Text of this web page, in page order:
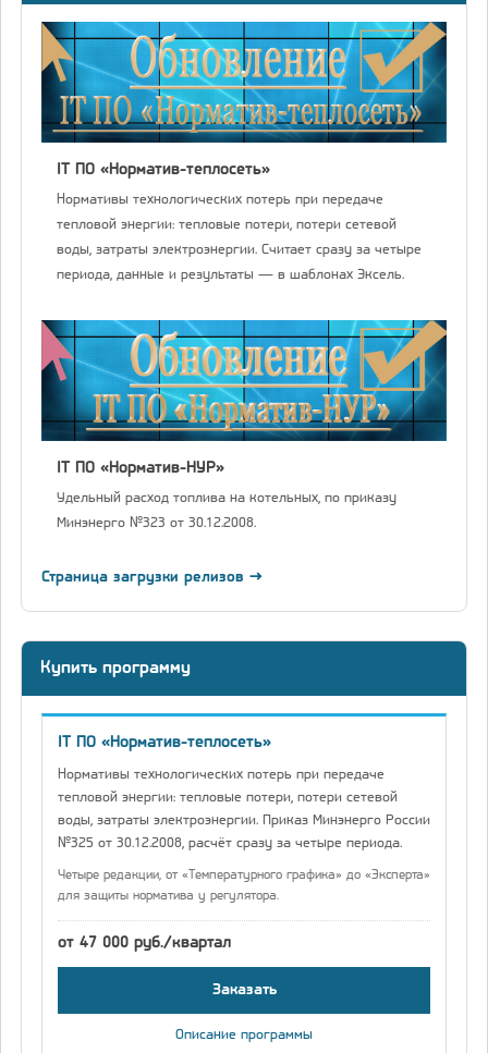
IT ПО «Норматив-теплосеть»
Нормативы технологических потерь при передаче
тепловой энергии: тепловые потери, потери сетевой
воды, затраты электроэнергии. Считает сразу за четыре
периода, данные и результаты — в шаблонах Эксель.
IT ПО «Норматив-НУР»
Удельный расход топлива на котельных, по приказу
Минэнерго №323 от 30.12.2008.
Страница загрузки релизов →
Купить программу
IT ПО «Норматив-теплосеть»
Нормативы технологических потерь при передаче
тепловой энергии: тепловые потери, потери сетевой
воды, затраты электроэнергии. Приказ Минэнерго России
№325 от 30.12.2008, расчёт сразу за четыре периода.
Четыре редакции, от «Температурного графика» до «Эксперта»
для защиты норматива у регулятора.
от 47 000 руб./квартал
Заказать
Описание программы